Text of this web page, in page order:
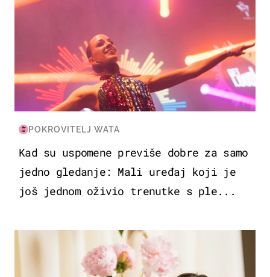
POKROVITELJ WATA
Kad su uspomene previše dobre za samo
jedno gledanje: Mali uređaj koji je
još jednom oživio trenutke s ple...
MODA & LJEPOTA